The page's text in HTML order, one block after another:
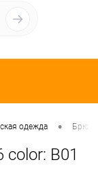
одежда • Брюки
B01